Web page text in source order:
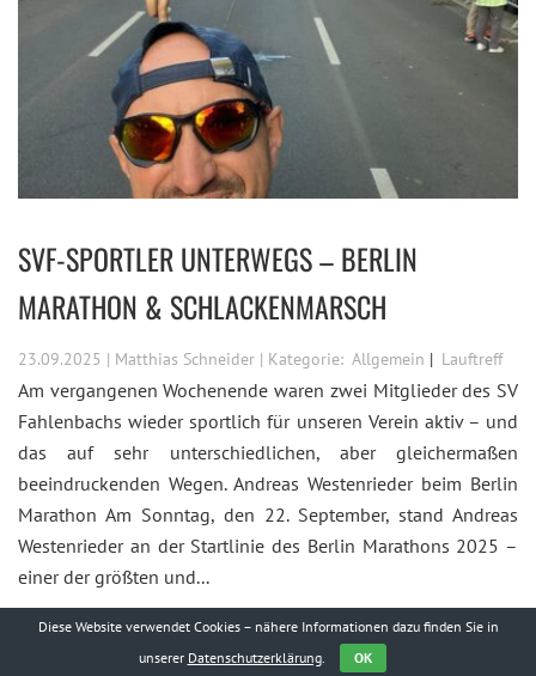
SVF-SPORTLER UNTERWEGS – BERLIN
MARATHON & SCHLACKENMARSCH
23.09.2025 | Matthias Schneider | Kategorie: Allgemein Lauftreff
Am vergangenen Wochenende waren zwei Mitglieder des SV
Fahlenbachs wieder sportlich für unseren Verein aktiv – und
das auf sehr unterschiedlichen, aber gleichermaßen
beeindruckenden Wegen. Andreas Westenrieder beim Berlin
Marathon Am Sonntag, den 22. September, stand Andreas
Westenrieder an der Startlinie des Berlin Marathons 2025 –
einer der größten und...
KOMPLETTEN ARTIKEL LESEN
Diese Website verwendet Cookies – nähere Informationen dazu finden Sie in
unserer Datenschutzerklärung. OK